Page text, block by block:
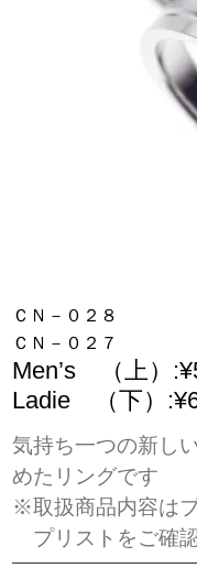
ＣＮ－０２８
ＣＮ－０２７
Men’s （上）
Ladie （下）
気持ち一つの新し
めたリングです
※取扱商品内容は
プリストをご確